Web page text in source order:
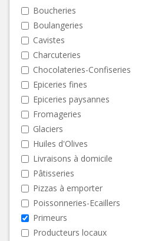
Boucheries
Boulangeries
Cavistes
Charcuteries
Chocolateries-Confiseries
Epiceries fines
Epiceries paysannes
Fromageries
Glaciers
Huiles d'Olives
Livraisons à domicile
Pâtisseries
Pizzas à emporter
Poissonneries-Ecaillers
Primeurs
Producteurs locaux